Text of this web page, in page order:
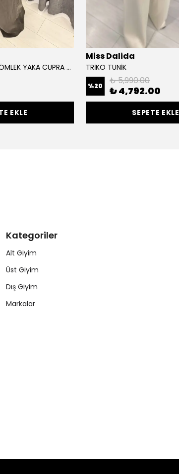
YANLARI DÜĞMELİ GÖMLEK YAKA CUPRA TUNİK
EKLE
Miss Dalida
TRİKO TUNİK
%20 ₺ 5,990.00
₺ 4,792.00
SEPETE EKLE
Kategoriler
Alt Giyim
Üst Giyim
Dış Giyim
Markalar